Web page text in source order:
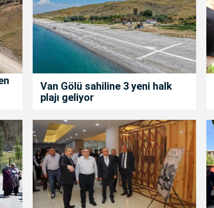
Van Gölü sahiline 3 yeni halk
plajı geliyor